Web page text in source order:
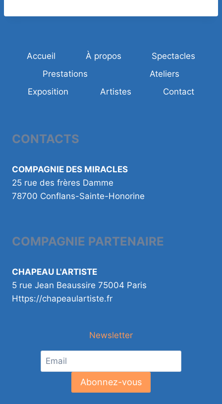
Accueil À propos
Spectacles
Prestations
Ateliers
Exposition
Artistes Contact
CONTACTS
COMPAGNIE DES MIRACLES
25 rue des frères Damme
78700 Conflans-Sainte-Honorine
COMPAGNIE PARTENAIRE
CHAPEAU L'ARTISTE
5 rue Jean Beaussire 75004 Paris
Https://chapeaulartiste.fr
Newsletter